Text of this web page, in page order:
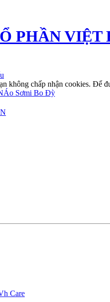
không chấp nhận cookies. Để
Áo Sơmi Bo Đỳ
Care